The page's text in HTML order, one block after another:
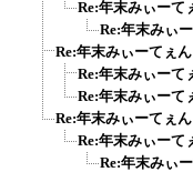
Re:年末みぃーて
Re:年末みぃ
Re:年末みぃーてぇ
Re:年末みぃーて
Re:年末みぃーて
Re:年末みぃーてぇ
Re:年末みぃーて
Re:年末みぃ